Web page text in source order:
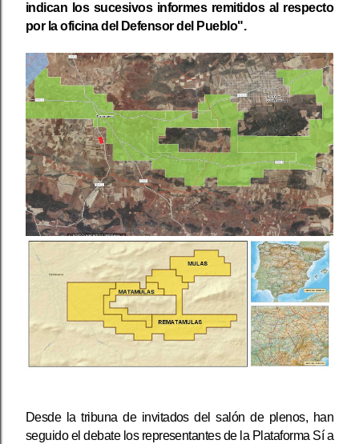
indican los sucesivos informes remitidos al respecto
por la oficina del Defensor del Pueblo".
Desde la tribuna de invitados del salón de plenos, han
seguido el debate los representantes de la Plataforma Sí a